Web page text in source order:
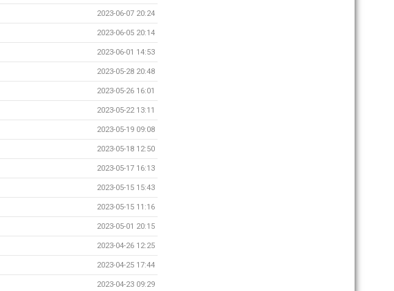
2023-06-07 20:24
2023-06-05 20:14
2023-06-01 14:53
2023-05-28 20:48
2023-05-26 16:01
2023-05-22 13:11
2023-05-19 09:08
2023-05-18 12:50
2023-05-17 16:13
2023-05-15 15:43
2023-05-15 11:16
2023-05-01 20:15
2023-04-26 12:25
2023-04-25 17:44
2023-04-23 09:29